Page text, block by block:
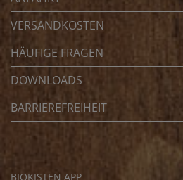
VERSANDKOSTEN
HÄUFIGE FRAGEN
DOWNLOADS
BARRIEREFREIHEIT
BIOKISTEN APP